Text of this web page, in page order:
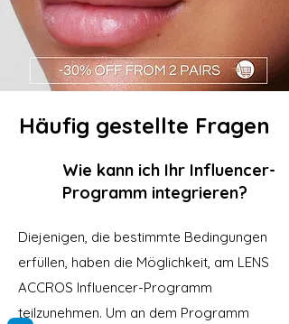
Häufig gestellte Fragen
Wie kann ich Ihr Influencer-
Programm integrieren?
Diejenigen, die bestimmte Bedingungen
erfüllen, haben die Möglichkeit, am LENS
ACCROS Influencer-Programm
teilzunehmen. Um an dem Programm